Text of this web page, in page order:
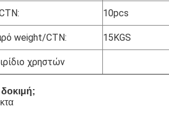
10pcs
weight/CTN:
15KGS
χρηστών